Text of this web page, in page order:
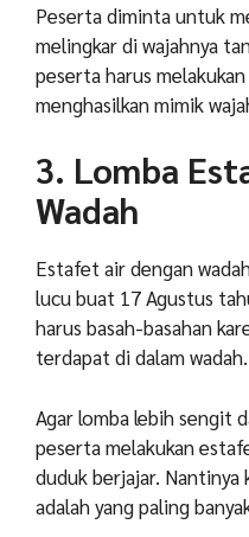
Peserta diminta untuk
melingkar di wajahnya
peserta harus
menghasilkan mimik
3. Lomba
Wadah
Estafet air dengan
lucu buat 17 Agustus
harus basah-basahan
terdapat di dalam wadah.
Agar lomba lebih sengit
peserta melakukan
duduk berjajar. Nantinya
adalah yang paling